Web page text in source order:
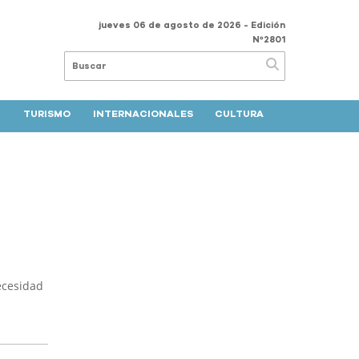
jueves 06 de agosto de 2026 - Edición
Nº2801
TURISMO INTERNACIONALES CULTURA